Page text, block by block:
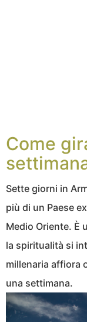
Come
Sette giorni in
più di un Paese
Medio Oriente. È
la spiritualità si
millenaria affiora
una settimana.